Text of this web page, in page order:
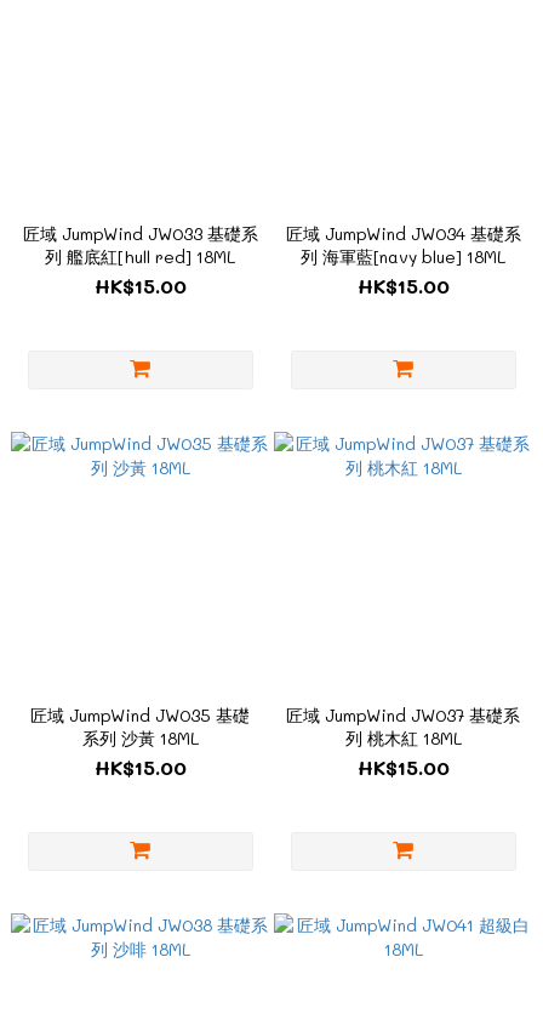
匠域 JumpWind JW033 基礎系
列 艦底紅[hull red] 18ML
HK$15.00
匠域 JumpWind JW034 基礎系
列 海軍藍[navy blue] 18ML
HK$15.00
匠域 JumpWind JW035 基礎
系列 沙黃 18ML
HK$15.00
匠域 JumpWind JW037 基礎系
列 桃木紅 18ML
HK$15.00